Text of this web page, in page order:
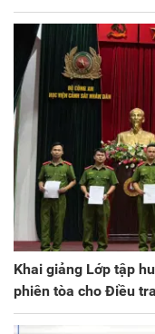
Khai giảng Lớp tập
phiên tòa cho Điều